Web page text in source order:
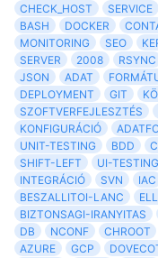
CHECK_HOST
SERVICE
BASH
DOCKER
MONITORING
SEO
SERVER
2008 RSYNC
JSON
ADAT
DEPLOYMENT
GIT
SZOFTVERFEJLESZTÉS
KONFIGURÁCIÓ
UNIT-TESTING
BDD
SHIFT-LEFT
UI-TESTING
INTEGRÁCIÓ
SVN IAC
BESZALLITOI-LANC
BIZTONSAGI-IRANYITAS
DB
NCONF CHROOT
AZURE
GCP